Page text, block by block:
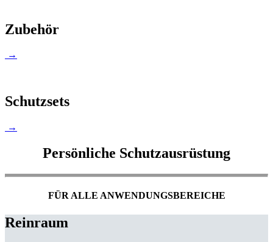
Zubehör
→
Schutzsets
→
Persönliche Schutzausrüstung
FÜR ALLE ANWENDUNGSBEREICHE
Reinraum